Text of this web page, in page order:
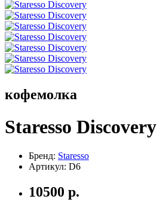
кофемолка
Staresso Discovery
Бренд: Staresso
Артикул: D6
10500 р.